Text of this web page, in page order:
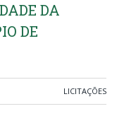
DA
DE
LICITAÇÕES